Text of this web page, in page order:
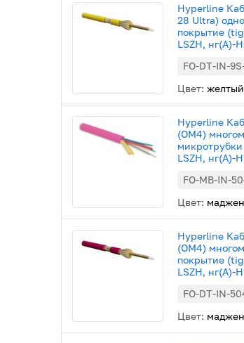
Hyperline
28 Ultra)
покрытие
LSZH, нг(А)-
FO-DT-IN-
Цвет: желтый
Hyperline
(OM4)
LSZH, нг(А)-
FO-MB-IN-
Цвет:
Hyperline
(OM4)
покрытие
LSZH, нг(А)-
FO-DT-IN-
Цвет: